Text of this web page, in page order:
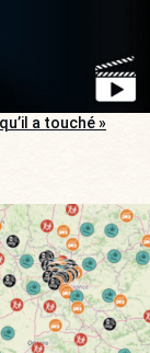
a touché »